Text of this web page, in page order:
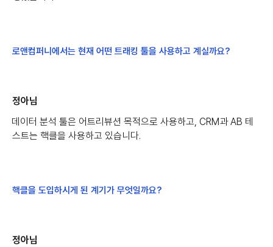
로앤컴퍼니에서는 현재 어떤 트래킹 툴을 사용하고 계실까요?
정아님
데이터 분석 툴은 어트리뷰션 목적으로 사용하고, CRM과 AB 테
스트는 핵클을 사용하고 있습니다.
핵클을 도입하시게 된 계기가 무엇일까요?
정아님